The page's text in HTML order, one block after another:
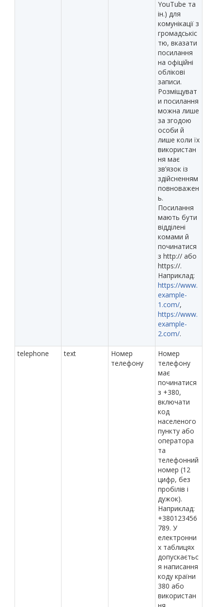
YouTube та
ін.) для
комунікації з
громадськіс
тю, вказати
посилання
на офіційні
облікові
записи.
Розміщуват
и посилання
можна лише
за згодою
особи й
лише коли їх
використан
ня має
зв’язок із
здійсненням
повноважен
ь.
Посилання
мають бути
відділені
комами й
починатися
з http:// або
https://.
Наприклад:
https://www.
example-
1.com/,
https://www.
example-
2.com/.
telephone text
Номер
телефону
Номер
телефону
має
починатися
з +380,
включати
код
населеного
пункту або
оператора
та
телефонний
номер (12
цифр, без
пробілів і
дужок).
Наприклад:
+380123456
789. У
електронни
х таблицях
допускаєтьс
я написання
коду країни
380 або
використан